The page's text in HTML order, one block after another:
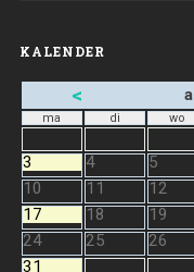
KALENDER
<
ma di wo
3
4 5
10
11 12
17
18 19
24
25 26
31